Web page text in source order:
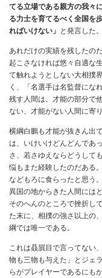
てる立場である親方の我々
る力士を育てるべく全国を
ればいけない」 と発言した。
あれだけの実績を残したの
起こさなければ悠々自適な
て触れようとしない大相撲
く、「名選手は名監督にな
残す人間は、才能の部分で
ない、才能がない人間に寄
横綱白鵬も才能が抜きん出
は、いけいけどんどんであ
さ、若さゆえならどうして
悩もまた経験したのだある
などもろに食らったと思う
異国の地からきた人間には
そのへんのところで挫折し
た末に、相撲の強さ以上の
綱では唯一である。
これは贔屓目で言ってない
物も三物も与えた」とジェ
らがプレイヤーであるにも